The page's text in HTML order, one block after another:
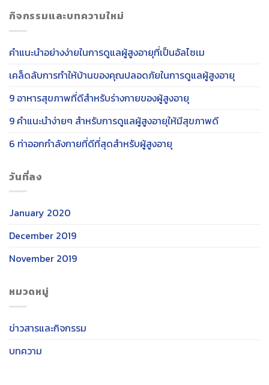
กิจกรรมและบทความใหม่
คำแนะนำอย่างง่ายในการดูแลผู้สูงอายุที่เป็นอัลไซเม
เคล็ดลับการทำให้บ้านของคุณปลอดภัยในการดูแลผู้สูงอายุ
9 อาหารสุขภาพที่ดีสำหรับร่างกายของผู้สูงอายุ
9 คำแนะนำง่ายๆ สำหรับการดูแลผู้สูงอายุให้มีสุขภาพดี
6 ท่าออกกำลังกายที่ดีที่สุดสำหรับผู้สูงอายุ
วันที่ลง
January 2020
December 2019
November 2019
หมวดหมู่
ข่าวสารและกิจกรรม
บทความ